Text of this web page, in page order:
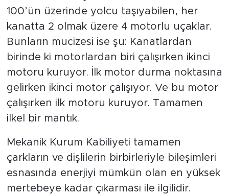
100’ün üzerinde yolcu taşıyabilen, her
kanatta 2 olmak üzere 4 motorlu uçaklar.
Bunların mucizesi ise şu: Kanatlardan
birinde ki motorlardan biri çalışırken ikinci
motoru kuruyor. İlk motor durma noktasına
gelirken ikinci motor çalışıyor. Ve bu motor
çalışırken ilk motoru kuruyor. Tamamen
ilkel bir mantık.
Mekanik Kurum Kabiliyeti tamamen
çarkların ve dişlilerin birbirleriyle bileşimleri
esnasında enerjiyi mümkün olan en yüksek
mertebeye kadar çıkarması ile ilgilidir.